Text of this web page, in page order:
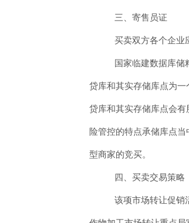
三、寄售员证
买卖双方各个企业
国家临建数据库
贷库和其实存储库点为
贷库和其实存储库点会
险管控的特点承储库点
型商家的竞买。
四、买卖交易策略
该项市场转让促销